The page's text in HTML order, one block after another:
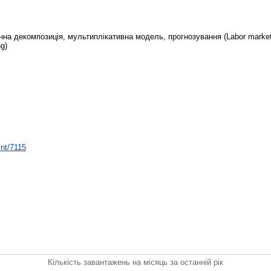
декомпозиція, мультиплікативна модель, прогнозування (Labor
7115
Кількість завантажень на місяць за останній рік